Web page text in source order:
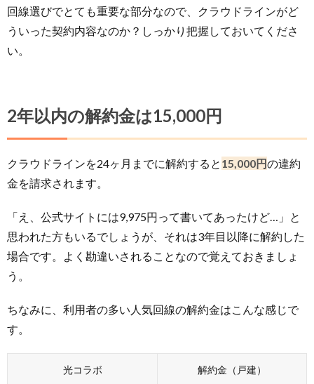
回線選びでとても重要な部分なので、クラウドラインがど
ういった契約内容なのか？しっかり把握しておいてくださ
い。
2年以内の解約金は15,000円
クラウドラインを24ヶ月までに解約すると 15,000円の違約
金を請求されます。
「え、公式サイトには9,975円って書いてあったけど…」と
思われた方もいるでしょうが、それは3年目以降に解約した
場合です。よく勘違いされることなので覚えておきましょ
う。
ちなみに、利用者の多い人気回線の解約金はこんな感じで
す。
光コラボ 解約金（戸建）